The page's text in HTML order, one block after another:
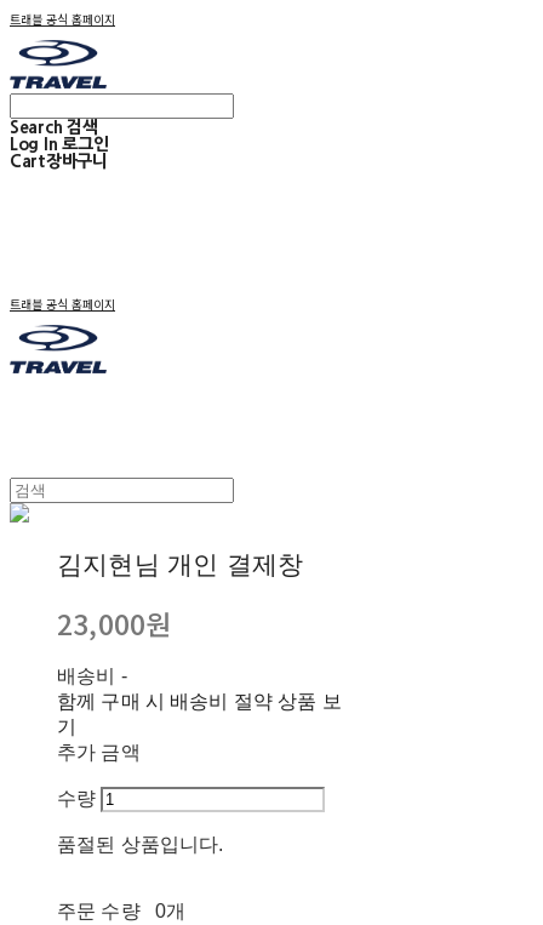
트래블 공식 홈페이지
Search 검색
Log In 로그인
Cart장바구니
트래블 공식 홈페이지
김지현님 개인 결제창
23,000원
배송비 -
함께 구매 시 배송비 절약 상품 보
기
추가 금액
수량
품절된 상품입니다.
주문 수량
0개